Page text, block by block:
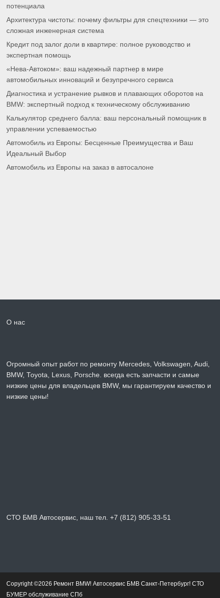
потенциала
Архитектура чистоты: почему фильтры для спецтехники — это
сложная инженерная система
Кредит под залог доли в квартире: полное руководство и
экспертная помощь
«Нева-Автоком»: ваш надежный партнер в мире
автомобильных инноваций и безупречного сервиса
Диагностика и устранение рывков и плавающих оборотов на
BMW: экспертный подход к техническому обслуживанию
Калькулятор среднего балла: ваш персональный помощник в
управлении успеваемостью
Автомобиль из Европы: Бесценные Преимущества и Ваш
Идеальный Выбор
Автомобиль из Европы на заказ в автосалоне
О нас
Огромный опыт работ по ремонту Mercedes, Volkswagen, Audi,
BMW, Toyota, Lexus, Porsche. всегда есть запчасти и самые
низкие цены для владельцев BMW, мы гарантируем качество и
низкие цены!
СТО БМВ Автосервис, наш тел. +7 (812) 905-33-51
Copyright ©2026 Ремонт BMW! Автосервис БМВ Санкт-Петербург! СТО
БУМЕР обслуживание СПб